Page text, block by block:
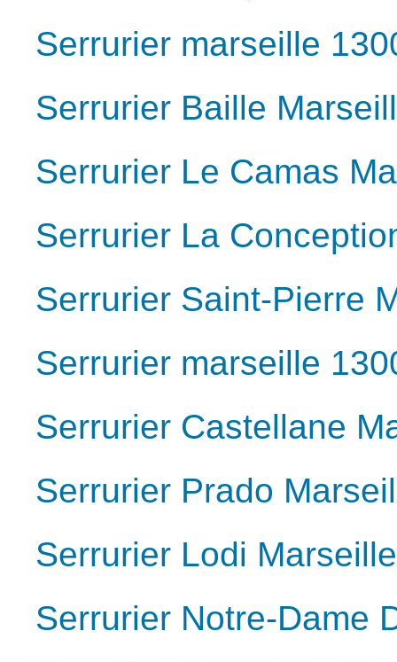
Serrurier marseille
Serrurier Baille
Serrurier Le Camas
Serrurier La
Serrurier Saint-Pierre
Serrurier marseille
Serrurier Castellane
Serrurier Prado
Serrurier Lodi
Serrurier Notre-Dame